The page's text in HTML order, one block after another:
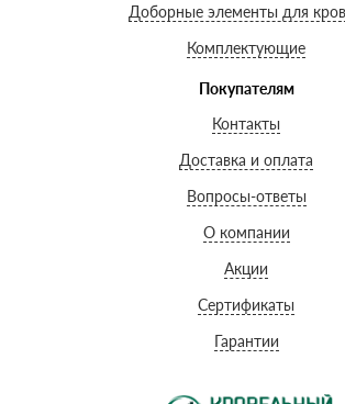
Доборные элементы для
Комплектующие
Покупателям
Контакты
Доставка и оплата
Вопросы-ответы
О компании
Акции
Сертификаты
Гарантии